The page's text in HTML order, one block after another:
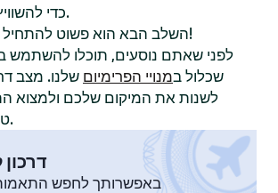
כדי להשוויץ באישיות שלכם.
השלב הבא הוא פשוט להתחיל!
לפני שאתם נוסעים, תוכלו להשתמש
שכלול במנויי הפרימיום שלנו. מצב
לשנות את המיקום שלכם ולמצוא
טינדר בעיר אחרת.
באפשרותך לחפש